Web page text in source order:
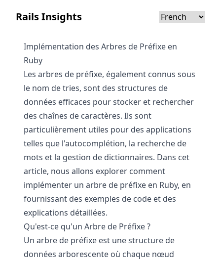
Rails Insights
Implémentation des Arbres de Préfixe en
Ruby
Les arbres de préfixe, également connus sous
le nom de tries, sont des structures de
données efficaces pour stocker et rechercher
des chaînes de caractères. Ils sont
particulièrement utiles pour des applications
telles que l'autocomplétion, la recherche de
mots et la gestion de dictionnaires. Dans cet
article, nous allons explorer comment
implémenter un arbre de préfixe en Ruby, en
fournissant des exemples de code et des
explications détaillées.
Qu'est-ce qu'un Arbre de Préfixe ?
Un arbre de préfixe est une structure de
données arborescente où chaque nœud